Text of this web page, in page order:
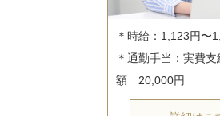
＊時給：1,123円〜
＊通勤手当：実費